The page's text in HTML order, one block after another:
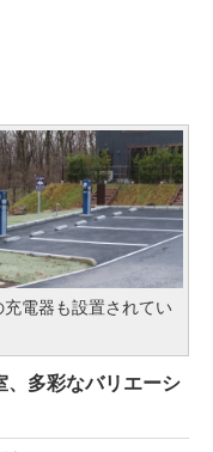
充電器も設置されてい
多彩なバリエーシ